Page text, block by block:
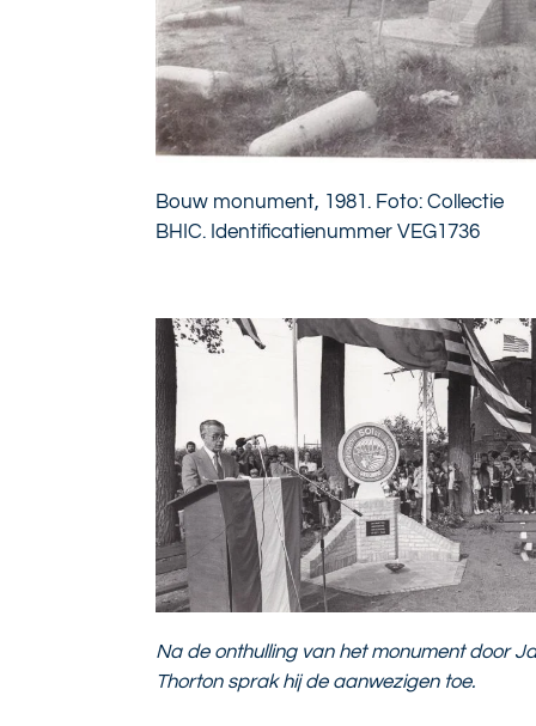
Bouw monument, 1981. Foto: Collectie
BHIC. Identificatienummer VEG1736
Na de onthulling van het monument door
Thorton sprak hij de aanwezigen toe.